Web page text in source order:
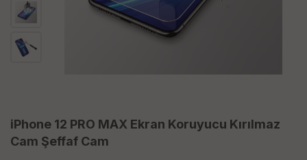
iPhone 12 PRO MAX Ekran Koruyucu Kırılmaz
Cam Şeffaf Cam